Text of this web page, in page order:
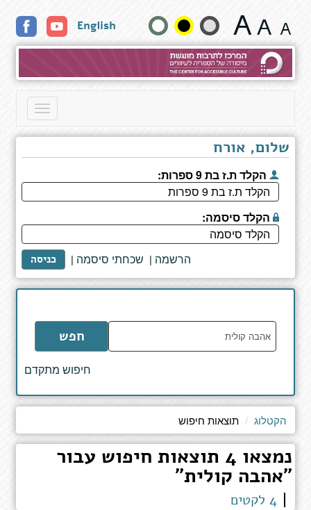
חיפוש
שנה
גודל
טקסט
English
Toggle
שלום, אורח
הקלד ת.ז בת 9 ספרות:
הקלד סיסמה:
כניסה | שכחתי סיסמה | הרשמה
הקלד
מילים
לחיפוש
חפש
חיפוש מתקדם
הקטלוג תוצאות חיפוש
נמצאו 4 תוצאות חיפוש עבור
"אהבה קולית"
4 לקטים